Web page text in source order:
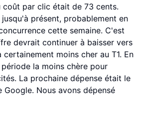
par clic était de 73 cents.
présent, probablement en
cette semaine. C'est
devrait continuer à baisser vers
moins cher au T1. En
la moins chère pour
La prochaine dépense était le
Nous avons dépensé